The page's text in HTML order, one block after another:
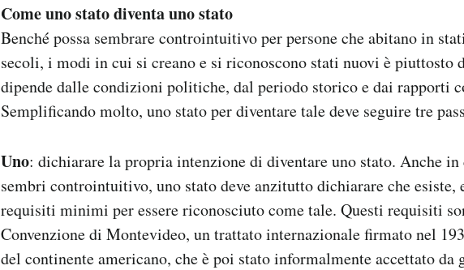
Come uno stato diventa uno stato
Benché possa sembrare controintuitivo per persone che abitano in
secoli, i modi in cui si creano e si riconoscono stati nuovi è piuttosto
dipende dalle condizioni politiche, dal periodo storico e dai rapporti
Semplificando molto, uno stato per diventare tale deve seguire tre
Uno: dichiarare la propria intenzione di diventare uno stato. Anche in
sembri controintuitivo, uno stato deve anzitutto dichiarare che esiste,
requisiti minimi per essere riconosciuto come tale. Questi requisiti
Convenzione di Montevideo, un trattato internazionale firmato nel
del continente americano, che è poi stato informalmente accettato da